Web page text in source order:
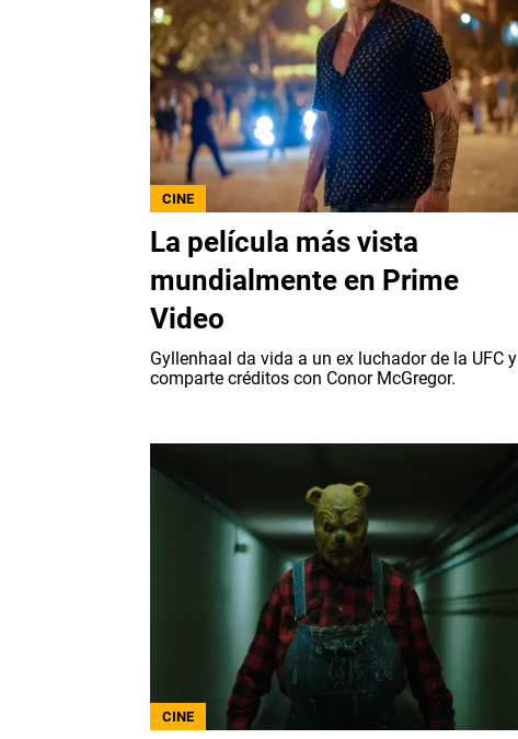
CINE
La película más vista
mundialmente en Prime
Video
Gyllenhaal da vida a un ex luchador de la UFC y
comparte créditos con Conor McGregor.
CINE